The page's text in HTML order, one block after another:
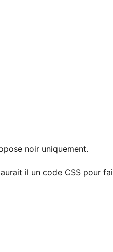
noir uniquement.
il un code CSS pour